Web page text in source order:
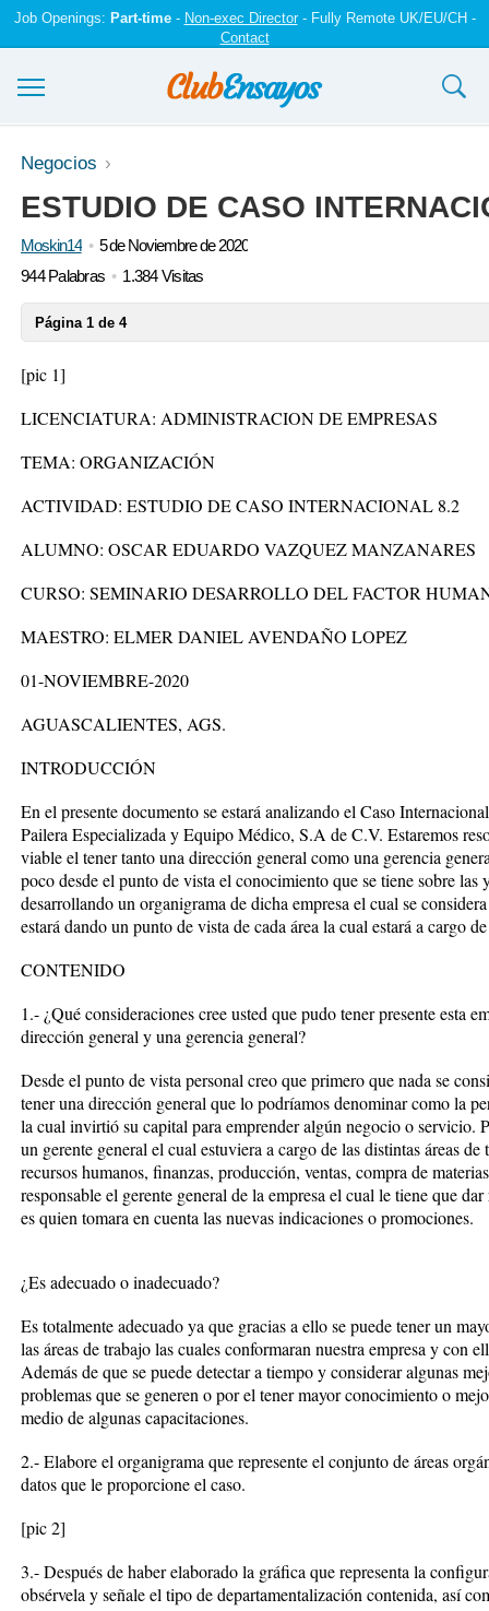
Job Openings: Part-time- Non-exec Director- Fully Remote UK/EU/CH -
Contact
Ensayos y trabajos
Registrarse
Iniciar sesión
Negocios
ESTUDIO DE CASO
Moskin14
5 de Noviembre de 2020
944 Palabras
1.384 Visitas
Página 1 de 4
[pic 1]
LICENCIATURA: ADMINISTRACION DE EMPRESAS
TEMA: ORGANIZACIÓN
ACTIVIDAD: ESTUDIO DE CASO INTERNACIONAL 8.2
ALUMNO: OSCAR EDUARDO VAZQUEZ MANZANARES
CURSO: SEMINARIO DESARROLLO DEL FACTOR
MAESTRO: ELMER DANIEL AVENDAÑO LOPEZ
01-NOVIEMBRE-2020
AGUASCALIENTES, AGS.
INTRODUCCIÓN
En el presente documento se estará analizando el Caso
Pailera Especializada y Equipo Médico, S.A de C.V. Estaremos
viable el tener tanto una dirección general como una gerencia
poco desde el punto de vista el conocimiento que se tiene sobre las
desarrollando un organigrama de dicha empresa el cual se
estará dando un punto de vista de cada área la cual estará a cargo
CONTENIDO
1.- ¿Qué consideraciones cree usted que pudo tener presente esta
dirección general y una gerencia general?
Desde el punto de vista personal creo que primero que nada se
tener una dirección general que lo podríamos denominar como la
la cual invirtió su capital para emprender algún negocio o servicio.
un gerente general el cual estuviera a cargo de las distintas áreas
recursos humanos, finanzas, producción, ventas, compra de
responsable el gerente general de la empresa el cual le tiene que
es quien tomara en cuenta las nuevas indicaciones o promociones.
¿Es adecuado o inadecuado?
Es totalmente adecuado ya que gracias a ello se puede tener un
las áreas de trabajo las cuales conformaran nuestra empresa y con
Además de que se puede detectar a tiempo y considerar algunas
problemas que se generen o por el tener mayor conocimiento o
medio de algunas capacitaciones.
2.- Elabore el organigrama que represente el conjunto de áreas
datos que le proporcione el caso.
[pic 2]
3.- Después de haber elaborado la gráfica que representa la
obsérvela y señale el tipo de departamentalización contenida, así